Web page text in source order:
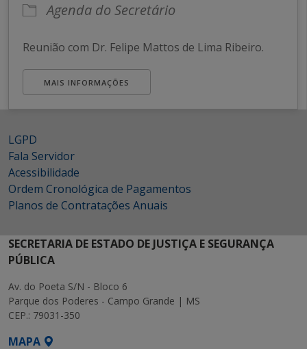
Agenda do Secretário
Reunião com Dr. Felipe Mattos de Lima Ribeiro.
MAIS INFORMAÇÕES
LGPD
Fala Servidor
Acessibilidade
Ordem Cronológica de Pagamentos
Planos de Contratações Anuais
SECRETARIA DE ESTADO DE JUSTIÇA E SEGURANÇA
PÚBLICA
Av. do Poeta S/N - Bloco 6
Parque dos Poderes - Campo Grande | MS
CEP.: 79031-350
MAPA